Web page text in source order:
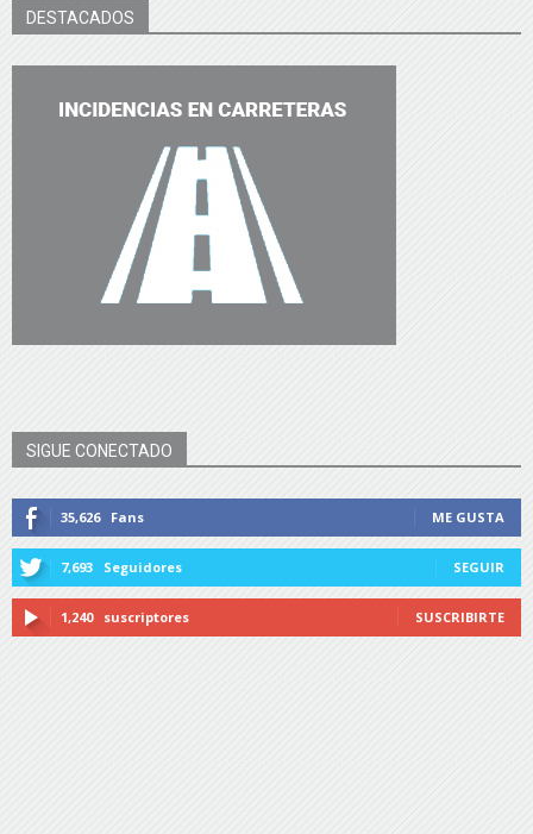
DESTACADOS
SIGUE CONECTADO
35,626 Fans ME GUSTA
7,693 Seguidores SEGUIR
1,240 suscriptores SUSCRIBIRTE